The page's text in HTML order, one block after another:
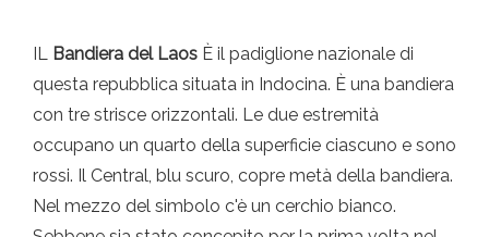
IL Bandiera del Laos È il padiglione nazionale di
questa repubblica situata in Indocina. È una bandiera
con tre strisce orizzontali. Le due estremità
occupano un quarto della superficie ciascuno e sono
rossi. Il Central, blu scuro, copre metà della bandiera.
Nel mezzo del simbolo c'è un cerchio bianco.